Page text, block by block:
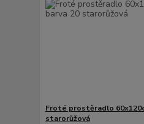
Froté prostěradlo
starorůžová